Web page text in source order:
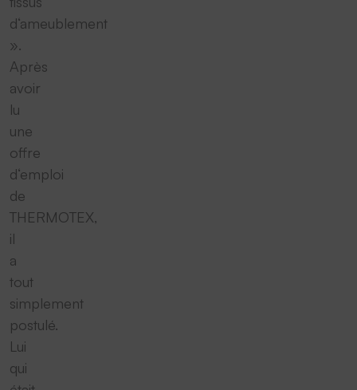
d‘ameublement
».
Après
avoir
lu
une
offre
d‘emploi
de
THERMOTEX,
il
a
tout
simplement
postulé.
Lui
qui